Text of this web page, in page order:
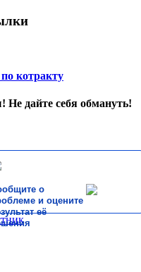
котракту
Не дайте себя обмануть!
о
и оцените
её